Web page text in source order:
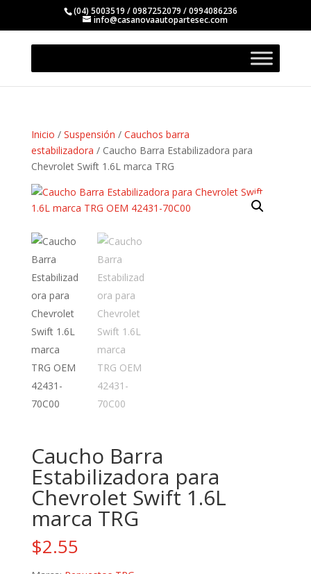
(04) 5003519 / 0987252079 / 0994086236
info@casanovaautopartesec.com
Inicio / Suspensión / Cauchos barra
estabilizadora / Caucho Barra Estabilizadora para
Chevrolet Swift 1.6L marca TRG
Caucho Barra
Estabilizadora para
Chevrolet Swift 1.6L
marca TRG
$2.55